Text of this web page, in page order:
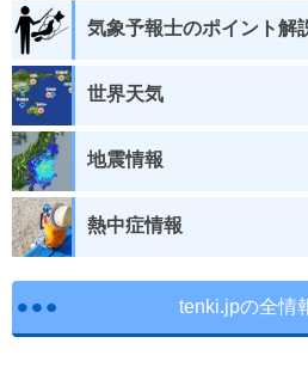
気象予報士のポイント解
世界天気
地震情報
熱中症情報
tenki.jpの全情